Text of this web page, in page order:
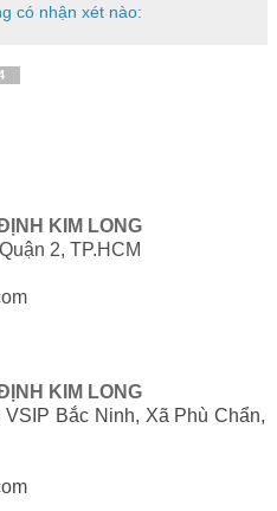
có nhận xét nào:
KIM LONG
2, TP.HCM
KIM LONG
Bắc Ninh, Xã Phù Chẩn,